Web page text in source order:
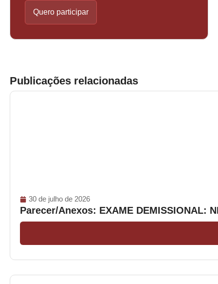
Quero participar
Publicações relacionadas
30 de julho de 2026
Parecer/Anexos: EXAME DEMISSIONAL: